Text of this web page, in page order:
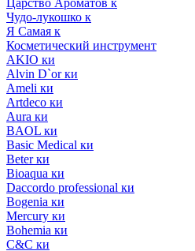
Царство Ароматов к
Чудо-лукошко к
Я Самая к
Косметический инструмент
AKIO ки
Alvin D`or ки
Ameli ки
Artdeco ки
Aura ки
BAOL ки
Basic Medical ки
Beter ки
Bioaqua ки
Daccordo professional ки
Bogenia ки
Mercury ки
Bohemia ки
C&C ки